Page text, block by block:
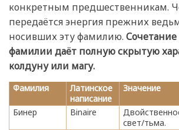
конкретным предшественникам.
передаётся энергия прежних
носивших эту фамилию.
фамилии даёт полную скрытую
колдуну или магу.
Фамилия
Латинское
написание
Значение
Бинер Binaire
свет/тьма.